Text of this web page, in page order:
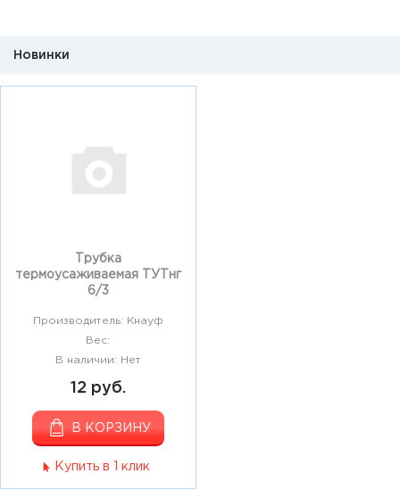
Новинки
Трубка
термоусаживаемая ТУТнг
6/3
Производитель: Кнауф
Вес:
В наличии: Нет
12 руб.
В КОРЗИНУ
Купить в 1 клик